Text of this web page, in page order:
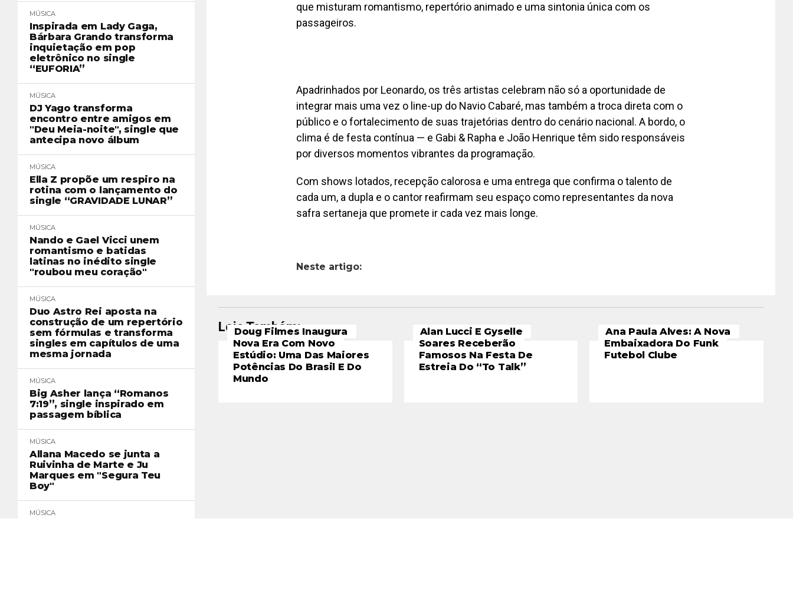
MÚSICA
Inspirada em Lady Gaga,
Bárbara Grando transforma
inquietação em pop
eletrônico no single
“EUFORIA”
MÚSICA
DJ Yago transforma
encontro entre amigos em
"Deu Meia-noite", single que
antecipa novo álbum
MÚSICA
Ella Z propõe um respiro na
rotina com o lançamento do
single “GRAVIDADE LUNAR”
MÚSICA
Nando e Gael Vicci unem
romantismo e batidas
latinas no inédito single
"roubou meu coração"
MÚSICA
Duo Astro Rei aposta na
construção de um repertório
sem fórmulas e transforma
singles em capítulos de uma
mesma jornada
MÚSICA
Big Asher lança “Romanos
7:19”, single inspirado em
passagem bíblica
MÚSICA
Allana Macedo se junta a
Ruivinha de Marte e Ju
Marques em "Segura Teu
Boy"
MÚSICA
que misturam romantismo, repertório animado e uma sintonia única com os
passageiros.
Apadrinhados por Leonardo, os três artistas celebram não só a oportunidade de
integrar mais uma vez o line-up do Navio Cabaré, mas também a troca direta com o
público e o fortalecimento de suas trajetórias dentro do cenário nacional. A bordo, o
clima é de festa contínua — e Gabi & Rapha e João Henrique têm sido responsáveis
por diversos momentos vibrantes da programação.
Com shows lotados, recepção calorosa e uma entrega que confirma o talento de
cada um, a dupla e o cantor reafirmam seu espaço como representantes da nova
safra sertaneja que promete ir cada vez mais longe.
Neste artigo:
Leia Também:
Doug Filmes Inaugura
Nova Era Com Novo
Estúdio: Uma Das Maiores
Potências Do Brasil E Do
Mundo
Alan Lucci E Gyselle
Soares Receberão
Famosos Na Festa De
Estreia Do “To Talk”
Ana Paula Alves: A Nova
Embaixadora Do Funk
Futebol Clube